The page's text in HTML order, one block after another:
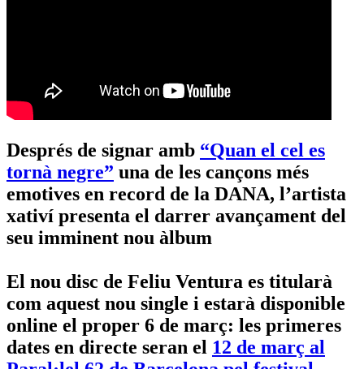
Després de signar amb “Quan el cel es
tornà negre” una de les cançons més
emotives en record de la DANA, l’artista
xativí presenta el darrer avançament del
seu imminent nou àlbum
El nou disc de Feliu Ventura es titularà
com aquest nou single i estarà disponible
online el proper 6 de març: les primeres
dates en directe seran el 12 de març al